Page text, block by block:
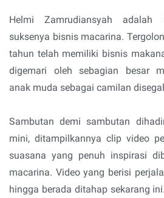
Helmi Zamrudiansyah
suksenya bisnis macarina.
tahun telah memiliki bisnis
digemari oleh sebagian besar
anak muda sebagai camilan
Sambutan demi sambutan
mini, ditampilkannya clip video
suasana yang penuh inspirasi
macarina. Video yang berisi
hingga berada ditahap sekarang